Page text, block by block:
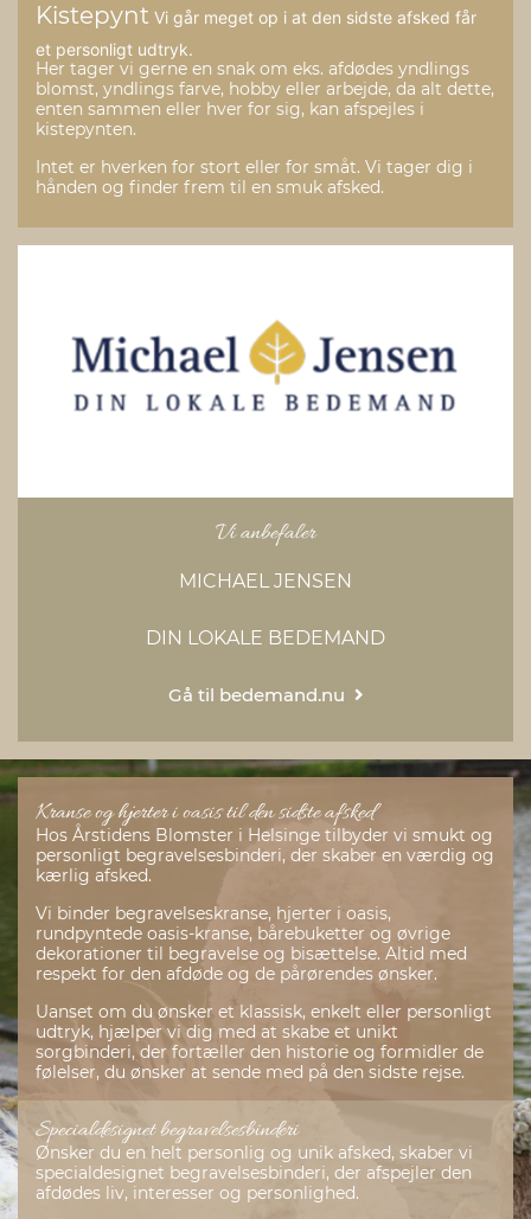
Kistepynt Vi går meget op i at den sidste afsked får
et personligt udtryk.
Her tager vi gerne en snak om eks. afdødes yndlings
blomst, yndlings farve, hobby eller arbejde, da alt dette,
enten sammen eller hver for sig, kan afspejles i
kistepynten.
Intet er hverken for stort eller for småt. Vi tager dig i
hånden og finder frem til en smuk afsked.
Vi anbefaler
MICHAEL JENSEN
DIN LOKALE BEDEMAND
Gå til bedemand.nu
Kranse og hjerter i oasis til den sidste afsked
Hos Årstidens Blomster i Helsinge tilbyder vi smukt og
personligt begravelsesbinderi, der skaber en værdig og
kærlig afsked.
Vi binder begravelseskranse, hjerter i oasis,
rundpyntede oasis-kranse, bårebuketter og øvrige
dekorationer til begravelse og bisættelse. Altid med
respekt for den afdøde og de pårørendes ønsker.
Uanset om du ønsker et klassisk, enkelt eller personligt
udtryk, hjælper vi dig med at skabe et unikt
sorgbinderi, der fortæller den historie og formidler de
følelser, du ønsker at sende med på den sidste rejse.
Specialdesignet begravelsesbinderi
Ønsker du en helt personlig og unik afsked, skaber vi
specialdesignet begravelsesbinderi, der afspejler den
afdødes liv, interesser og personlighed.